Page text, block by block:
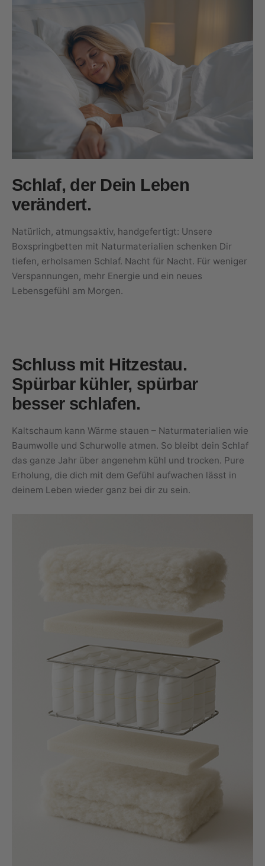
Schlaf, der Dein Leben
verändert.
Natürlich, atmungsaktiv, handgefertigt: Unsere
Boxspringbetten mit Naturmaterialien schenken Dir
tiefen, erholsamen Schlaf. Nacht für Nacht. Für weniger
Verspannungen, mehr Energie und ein neues
Lebensgefühl am Morgen.
Schluss mit Hitzestau.
Spürbar kühler, spürbar
besser schlafen.
Kaltschaum kann Wärme stauen – Naturmaterialien wie
Baumwolle und Schurwolle atmen. So bleibt dein Schlaf
das ganze Jahr über angenehm kühl und trocken. Pure
Erholung, die dich mit dem Gefühl aufwachen lässt in
deinem Leben wieder ganz bei dir zu sein.